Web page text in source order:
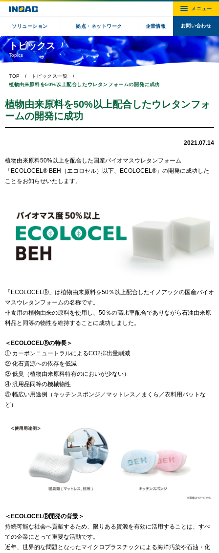
ソリューション 拠点・ネットワーク 企業情報 お問い合わせ
トピックス
Topics
TOP
トピックス一覧
植物由来原料を50%以上配合したウレタンフォームの開発に成功
植物由来原料を50%以上配合したウレタンフォ
ームの開発に成功
2021.07.14
植物由来原料50%以上を配合した国産バイオマスウレタンフォーム
「ECOLOCEL® BEH（エコロセル）以下、ECOLOCEL®」の開発に成功した
ことをお知らせいたします。
「ECOLOCELⓇ」は植物由来原料を50％以上配合したイノアックの国産バイオ
マスウレタンフォームの名称です。
非食用の植物由来の原料を使用し、50％の高比率配合でありながら石油由来原
料品と同等の物性を維持することに成功しました。
＜ECOLOCELⓇの特長＞
① カーボンニュートラルによるCO2排出量削減
② 化石資源への依存を低減
③ 低臭（植物由来原料特有のにおいが少ない）
④ 汎用品同等の機械物性
⑤ 幅広い用途例（キッチンスポンジ／マットレス／まくら／衣料用パットな
ど）
＜ECOLOCELⓇ開発の背景＞
持続可能な社会へ貢献するため、限りある資源を有効に活用することは、すべ
ての企業にとって重要な活動です。
近年、世界的な問題となったマイクロプラスチックによる海洋汚染や石油・化